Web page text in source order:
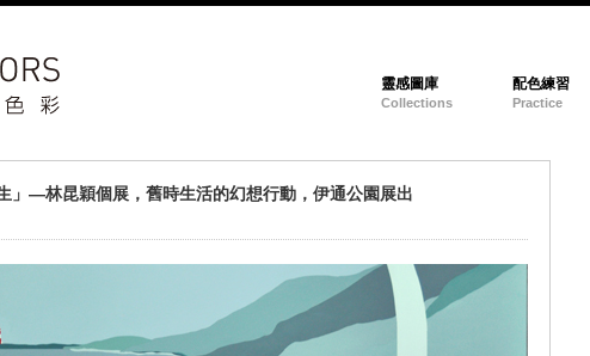
靈感圖庫
Collections
配色練習
Practice
」—林昆穎個展，舊時生活的幻想行動，伊通公園展出